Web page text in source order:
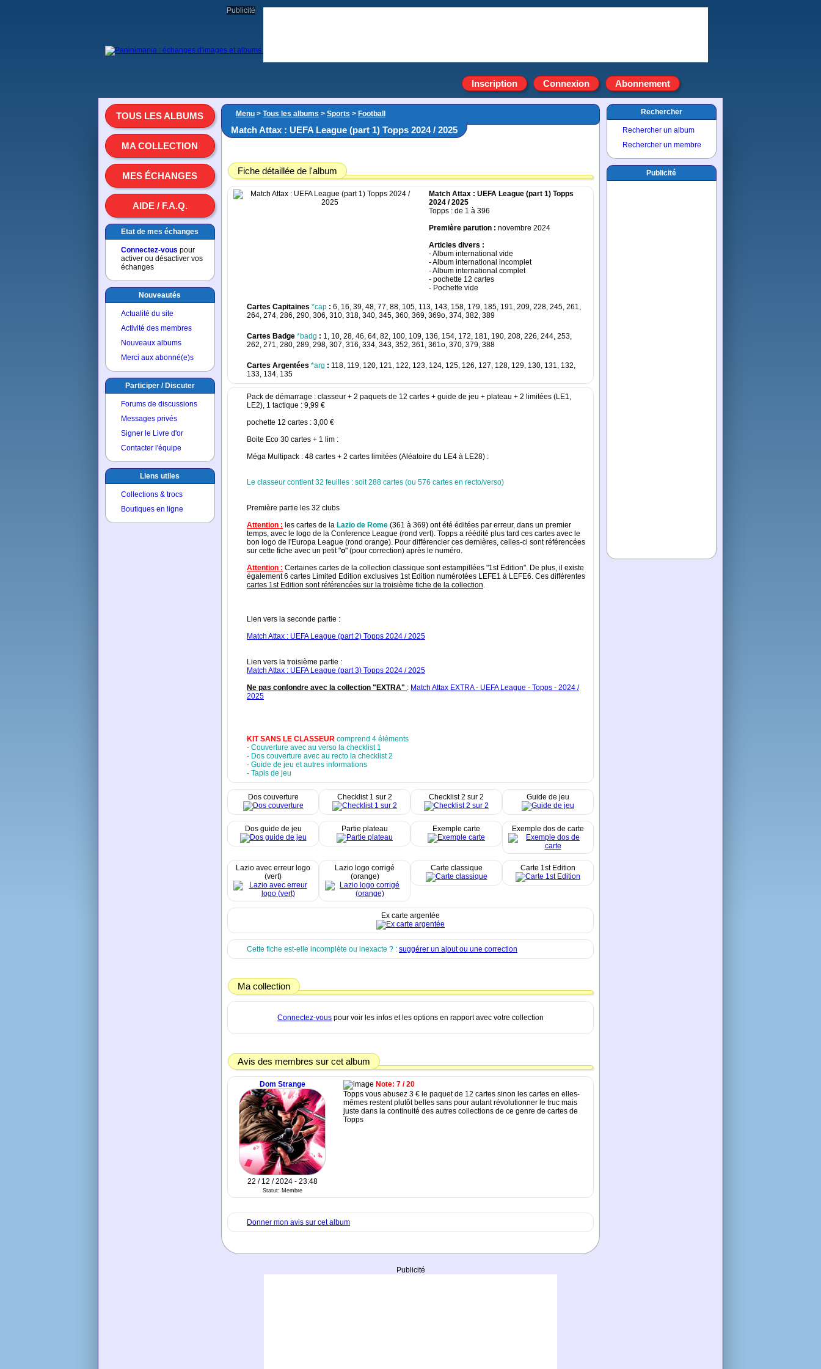
Inscription Connexion Abonnement
TOUS LES ALBUMS
MA COLLECTION
MES ÉCHANGES
AIDE / F.A.Q.
Etat de mes échanges
Connectez-vous pour
activer ou désactiver vos
échanges
Nouveautés
Actualité du site
Activité des membres
Nouveaux albums
Merci aux abonné(e)s
Participer / Discuter
Forums de discussions
Messages privés
Signer le Livre d'or
Contacter l'équipe
Liens utiles
Collections & trocs
Boutiques en ligne
Menu > Tous les albums > Sports > Football
Match Attax : UEFA League (part 1) Topps 2024 / 2025
Fiche détaillée de l'album
Match Attax : UEFA League (part 1) Topps
2024 / 2025
Topps : de 1 à 396
Première parution : novembre 2024
Articles divers :
- Album international vide
- Album international incomplet
- Album international complet
- pochette 12 cartes
- Pochette vide
Cartes Capitaines *cap : 6, 16, 39, 48, 77, 88, 105, 113, 143, 158, 179, 185, 191, 209, 228, 245, 261,
264, 274, 286, 290, 306, 310, 318, 340, 345, 360, 369, 369o, 374, 382, 389
Cartes Badge *badg : 1, 10, 28, 46, 64, 82, 100, 109, 136, 154, 172, 181, 190, 208, 226, 244, 253,
262, 271, 280, 289, 298, 307, 316, 334, 343, 352, 361, 361o, 370, 379, 388
Cartes Argentées *arg : 118, 119, 120, 121, 122, 123, 124, 125, 126, 127, 128, 129, 130, 131, 132,
133, 134, 135
Pack de démarrage : classeur + 2 paquets de 12 cartes + guide de jeu + plateau + 2 limitées (LE1,
LE2), 1 tactique : 9,99 €
pochette 12 cartes : 3,00 €
Boite Eco 30 cartes + 1 lim :
Méga Multipack : 48 cartes + 2 cartes limitées (Aléatoire du LE4 à LE28) :
Le classeur contient 32 feuilles : soit 288 cartes (ou 576 cartes en recto/verso)
Première partie les 32 clubs
Attention : les cartes de la Lazio de Rome (361 à 369) ont été éditées par erreur, dans un premier
temps, avec le logo de la Conference League (rond vert). Topps a réédité plus tard ces cartes avec le
bon logo de l'Europa League (rond orange). Pour différencier ces dernières, celles-ci sont référencées
sur cette fiche avec un petit "o" (pour correction) après le numéro.
Attention : Certaines cartes de la collection classique sont estampillées "1st Edition". De plus, il existe
également 6 cartes Limited Edition exclusives 1st Edition numérotées LEFE1 à LEFE6. Ces différentes
cartes 1st Edition sont référencées sur la troisième fiche de la collection.
Lien vers la seconde partie :
Match Attax : UEFA League (part 2) Topps 2024 / 2025
Lien vers la troisième partie :
Match Attax : UEFA League (part 3) Topps 2024 / 2025
Ne pas confondre avec la collection "EXTRA" : Match Attax EXTRA - UEFA League - Topps - 2024 /
2025
KIT SANS LE CLASSEUR comprend 4 éléments
- Couverture avec au verso la checklist 1
- Dos couverture avec au recto la checklist 2
- Guide de jeu et autres informations
- Tapis de jeu
Dos couverture Checklist 1 sur 2 Checklist 2 sur 2 Guide de jeu
Dos guide de jeu Partie plateau Exemple carte Exemple dos de carte
Lazio avec erreur logo
(vert)
Lazio logo corrigé
(orange)
Carte classique Carte 1st Edition
Ex carte argentée
Cette fiche est-elle incomplète ou inexacte ? : suggérer un ajout ou une correction
Ma collection
Connectez-vous pour voir les infos et les options en rapport avec votre collection
Avis des membres sur cet album
Dom Strange
22 / 12 / 2024 - 23:48
Statut: Membre
Note: 7 / 20
Topps vous abusez 3 € le paquet de 12 cartes sinon les cartes en elles-
mêmes restent plutôt belles sans pour autant révolutionner le truc mais
juste dans la continuité des autres collections de ce genre de cartes de
Topps
Donner mon avis sur cet album
Publicité
Rechercher
Rechercher un album
Rechercher un membre
Publicité
Publicité